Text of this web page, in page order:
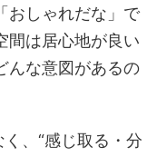
おしゃれだな」で
間は居心地が良い
んな意図があるの
、“感じ取る・分